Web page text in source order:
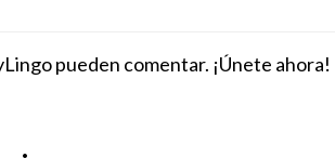
pueden comentar. ¡Únete ahora!